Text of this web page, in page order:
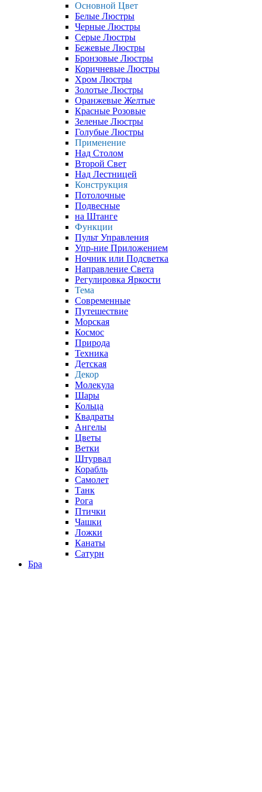
Основной Цвет
Белые Люстры
Черные Люстры
Серые Люстры
Бежевые Люстры
Бронзовые Люстры
Коричневые Люстры
Хром Люстры
Золотые Люстры
Оранжевые Желтые
Красные Розовые
Зеленые Люстры
Голубые Люстры
Применение
Над Столом
Второй Свет
Над Лестницей
Конструкция
Потолочные
Подвесные
на Штанге
Функции
Пульт Управления
Упр-ние Приложением
Ночник или Подсветка
Направление Света
Регулировка Яркости
Тема
Современные
Путешествие
Морская
Космос
Природа
Техника
Детская
Декор
Молекула
Шары
Кольца
Квадраты
Ангелы
Цветы
Ветки
Штурвал
Корабль
Самолет
Танк
Рога
Птички
Чашки
Ложки
Канаты
Сатурн
Бра